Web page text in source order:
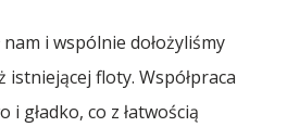
kontenerów
20’ – używany kontener 20’DV
nam i wspólnie dołożyliśmy
floty. Współpraca
i gładko, co z łatwością